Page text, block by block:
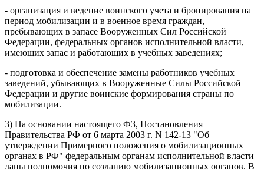
- организация и ведение воинского учета и бронирования на
период мобилизации и в военное время граждан,
пребывающих в запасе Вооруженных Сил Российской
Федерации, федеральных органов исполнительной власти,
имеющих запас и работающих в учебных заведениях;
- подготовка и обеспечение замены работников учебных
заведений, убывающих в Вооруженные Силы Российской
Федерации и другие воинские формирования страны по
мобилизации.
3) На основании настоящего ФЗ, Постановления
Правительства РФ от 6 марта 2003 г. N 142-13 "Об
утверждении Примерного положения о мобилизационных
органах в РФ" федеральным органам исполнительной власти
даны полномочия по созданию мобилизационных органов. В